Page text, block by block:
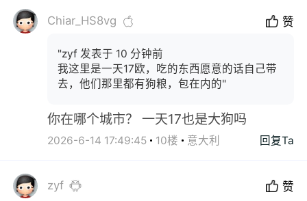
Chiar_HS8vg 赞
"zyf 发表于 10 分钟前
我这里是一天17欧，吃的东西愿意的话自己带
去，他们那里都有狗粮，包在内的"
你在哪个城市？ 一天17也是大狗吗
2026-6-14 17:49:45 10楼 意大利 回复Ta
zyf 赞